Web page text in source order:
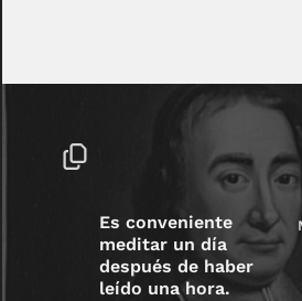
Es conveniente
meditar un día
después de haber
leído una hora.